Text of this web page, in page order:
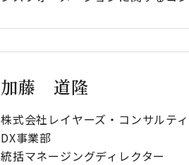
加藤 道隆
株式会社レイヤーズ・コンサルテ
DX事業部
統括マネージングディレクター